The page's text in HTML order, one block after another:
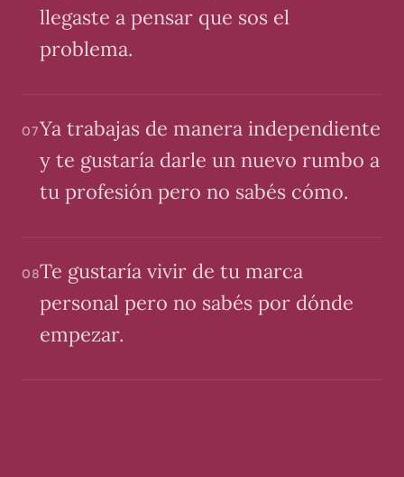
llegaste a pensar que sos el
problema.
07Ya trabajas de manera independiente
y te gustaría darle un nuevo rumbo a
tu profesión pero no sabés cómo.
08Te gustaría vivir de tu marca
personal pero no sabés por dónde
empezar.